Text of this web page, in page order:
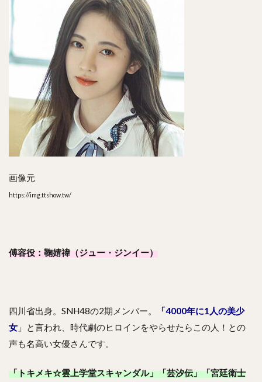
画像元
https://img.ttshow.tw/
傅容役：鞠婧禕（ジュー・ジンイー）
四川省出身。SNH48の2期メンバー。
「4000年に1人の美少
女 」と言われ、時代劇のヒロインをやらせたらこの人！との
声も名高い女優さんです。
「トキメキ☆雲上学堂スキャンダル」「芸汐伝」「宮廷衛士